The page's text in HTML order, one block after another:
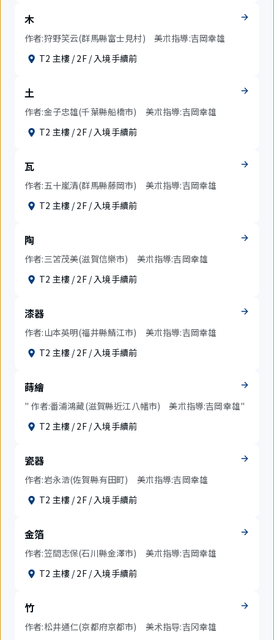
木
作者:狩野笑云(群馬縣富士見村) 美朮指導:吉岡幸雄
T2 主樓 / 2F / 入境手續前
土
作者:金子忠雄(千葉縣船橋市) 美朮指導:吉岡幸雄
T2 主樓 / 2F / 入境手續前
瓦
作者:五十嵐清(群馬縣藤岡市) 美朮指導:吉岡幸雄
T2 主樓 / 2F / 入境手續前
陶
作者:三笘茂美(滋賀信樂市) 美朮指導:吉岡幸雄
T2 主樓 / 2F / 入境手續前
漆器
作者:山本英明(福井縣鯖江市) 美朮指導:吉岡幸雄
T2 主樓 / 2F / 入境手續前
蒔繪
" 作者:番浦鴻藏(滋賀縣近江八幡市) 美朮指導:吉岡幸雄"
T2 主樓 / 2F / 入境手續前
瓷器
作者:岩永浩(佐賀縣有田町) 美朮指導:吉岡幸雄
T2 主樓 / 2F / 入境手續前
金箔
作者:笠間志保(石川縣金澤市) 美朮指導:吉岡幸雄
T2 主樓 / 2F / 入境手續前
竹
作者:松井通仁(京都府京都市) 美术指导:吉冈幸雄